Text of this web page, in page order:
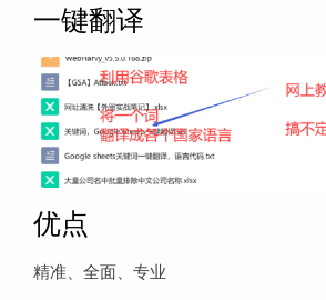
一键翻译
优点
精准、全面、专业